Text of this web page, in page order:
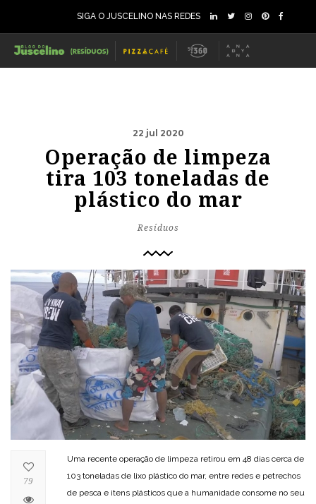
SIGA O JUSCELINO NAS REDES
22 jul 2020
Operação de limpeza
tira 103 toneladas de
plástico do mar
Resíduos
Uma recente operação de limpeza retirou em 48 dias cerca de
103 toneladas de lixo plástico do mar, entre redes e petrechos
de pesca e itens plásticos que a humanidade consome no seu
79